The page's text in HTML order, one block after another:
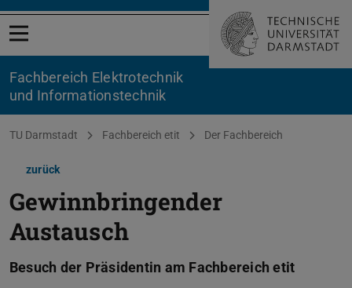
Menü öffnen
Fachbereich Elektrotechnik
und Informationstechnik
Sie befinden sich hier:
TU Darmstadt Fachbereich etit Der Fachbereich
zurück
Gewinnbringender
Austausch
Besuch der Präsidentin am Fachbereich etit